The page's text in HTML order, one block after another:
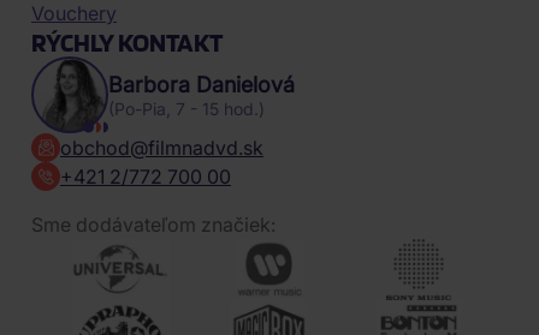
Vouchery
RÝCHLY KONTAKT
Barbora Danielová
(Po-Pia, 7 - 15 hod.)
obchod@filmnadvd.sk
+421 2/772 700 00
Sme dodávateľom značiek: